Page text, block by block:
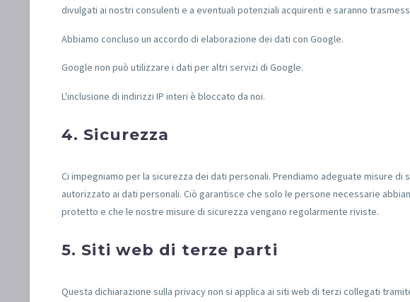
divulgati ai nostri consulenti e a eventuali potenziali acquirenti e saranno
Abbiamo concluso un accordo di elaborazione dei dati con Google.
Google non può utilizzare i dati per altri servizi di Google.
L'inclusione di indirizzi IP interi è bloccato da noi.
4. Sicurezza
Ci impegniamo per la sicurezza dei dati personali. Prendiamo adeguate misure
autorizzato ai dati personali. Ciò garantisce che solo le persone necessarie
protetto e che le nostre misure di sicurezza vengano regolarmente riviste.
5. Siti web di terze parti
Questa dichiarazione sulla privacy non si applica ai siti web di terzi collegati